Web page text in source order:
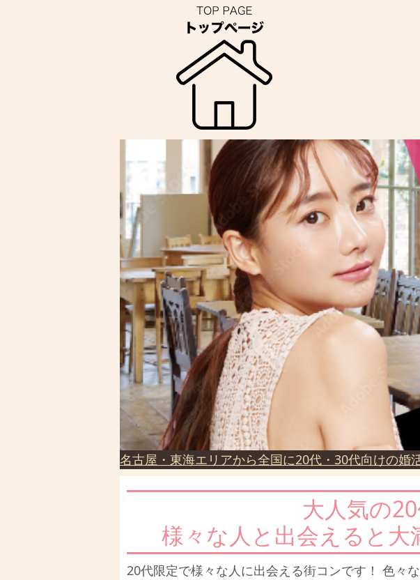
名古屋・東海エリアから全国に20代・30代向けの婚
大人気の
様々な人と出会えると大
20代限定で様々な人に出会える街コンです！ 色々